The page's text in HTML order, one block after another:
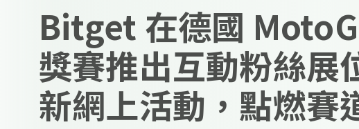
Bitget 在德國
獎賽推出互動粉絲展
新網上活動，點燃賽